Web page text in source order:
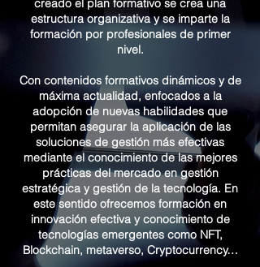
creado el plan formativo se crea una
estructura organizativa y se imparte la
formación por profesionales de primer
nivel.
Con contenidos formativos dinámicos y de
máxima actualidad, enfocados a la
adopción de nuevas habilidades que
permitan asegurar la aplicación de las
soluciones de gestión más efectivas
mediante el conocimiento de las mejores
prácticas del mercado en gestión
estratégica y gestión de la tecnología. En
este sentido ofrecemos formación en
innovación efectiva y conocimiento de
tecnologías emergentes como NFT,
Blockchain, metaverso, Cryptocurrency…